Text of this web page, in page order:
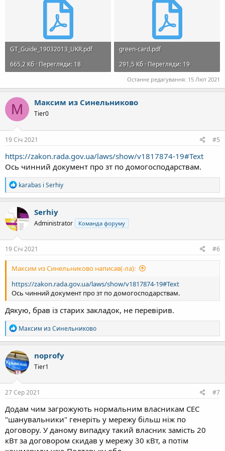
GT_Guide_19032013_UKR.pdf
665,2 Кб · Перегляди: 18
green-card.pdf
291,5 Кб · Перегляди: 19
Останнє редагування: 15 Лют 2021
М Максим из Синельниково
Tier0
19 Січ 2021 #5
https://zakon.rada.gov.ua/laws/show/v1817874-19#Text
Ось чинний документ про зт по домогосподарствам.
Р
е
а
к
ц
і
:
karabas і Serhiy
Serhiy
Administrator Команда форуму
19 Січ 2021 #6
Максим из Синельниково написав(-ла):
https://zakon.rada.gov.ua/laws/show/v1817874-19#Text
Ось чинний документ про зт по домогосподарствам.
Дякую, брав із старих закладок, не перевірив.
Р
е
а
к
ц
і
ї
:
Максим из Синельниково
noprofy
Tier1
27 Сер 2021 #7
Додам чим загрожують нормальним власникам СЕС
"шанувальники" генеріть у мережу більш ніж по
договору. У даному випадку такий власник замість 20
кВт за договором скидав у мережу 30 кВт, а потім